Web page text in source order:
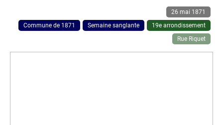
26 mai 1871
Commune de 1871
Semaine sanglante
19e arrondissement
Rue Riquet